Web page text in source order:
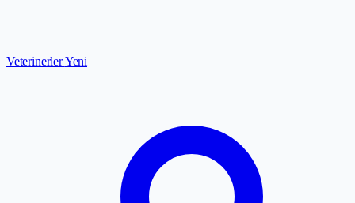
VeterinerlerYeni